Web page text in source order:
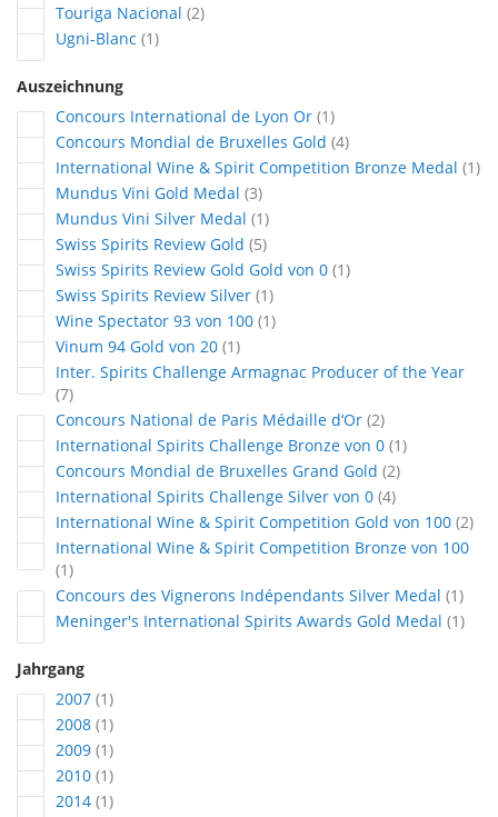
Touriga Nacional 2Artikel
Ugni-Blanc 1Artikel
Auszeichnung
Concours International de Lyon Or 1Artikel
Concours Mondial de Bruxelles Gold 4Artikel
International Wine & Spirit Competition Bronze Medal 1
Mundus Vini Gold Medal 3Artikel
Mundus Vini Silver Medal 1Artikel
Swiss Spirits Review Gold 5Artikel
Swiss Spirits Review Gold Gold von 0 1Artikel
Swiss Spirits Review Silver 1Artikel
Wine Spectator 93 von 100 1Artikel
Vinum 94 Gold von 20 1Artikel
Inter. Spirits Challenge Armagnac Producer of the Year
7Artikel
Concours National de Paris Médaille d‘Or 2Artikel
International Spirits Challenge Bronze von 0 1Artikel
Concours Mondial de Bruxelles Grand Gold 2Artikel
International Spirits Challenge Silver von 0 4Artikel
International Wine & Spirit Competition Gold von 100 2
International Wine & Spirit Competition Bronze von 100
1Artikel
Concours des Vignerons Indépendants Silver Medal 1
Meninger's International Spirits Awards Gold Medal 1
Jahrgang
2007 1Artikel
2008 1Artikel
2009 1Artikel
2010 1Artikel
2014 1Artikel